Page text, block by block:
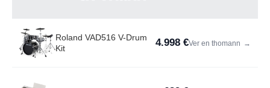
Roland VAD516 V-Drum
Kit
4.998 €Ver en thomann →